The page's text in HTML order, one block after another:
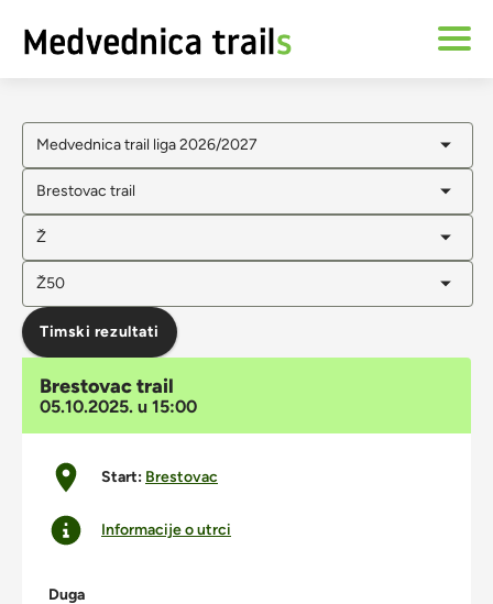
Medvednica trail liga 2026/2027
Brestovac trail
Ž
Ž50
Timski rezultati
Brestovac trail
05.10.2025. u 15:00
Start: Brestovac
Informacije o utrci
Duga